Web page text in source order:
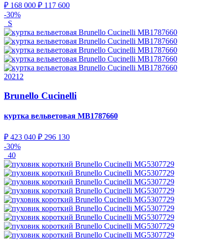
₽ 168 000 ₽ 117 600
-30%
S
20212
Brunello Cucinelli
куртка вельветовая MB1787660
₽ 423 040 ₽ 296 130
-30%
40